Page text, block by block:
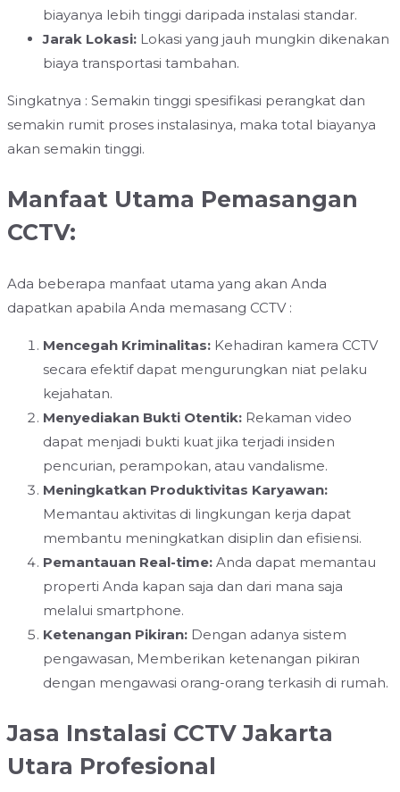
biayanya lebih tinggi daripada instalasi standar.
Jarak Lokasi: Lokasi yang jauh mungkin dikenakan
biaya transportasi tambahan.
Singkatnya : Semakin tinggi spesifikasi perangkat dan
semakin rumit proses instalasinya, maka total biayanya
akan semakin tinggi.
Manfaat Utama Pemasangan
CCTV:
Ada beberapa manfaat utama yang akan Anda
dapatkan apabila Anda memasang CCTV :
Mencegah Kriminalitas: Kehadiran kamera CCTV
secara efektif dapat mengurungkan niat pelaku
kejahatan.
Menyediakan Bukti Otentik: Rekaman video
dapat menjadi bukti kuat jika terjadi insiden
pencurian, perampokan, atau vandalisme.
Meningkatkan Produktivitas Karyawan:
Memantau aktivitas di lingkungan kerja dapat
membantu meningkatkan disiplin dan efisiensi.
Pemantauan Real-time: Anda dapat memantau
properti Anda kapan saja dan dari mana saja
melalui smartphone.
Ketenangan Pikiran: Dengan adanya sistem
pengawasan, Memberikan ketenangan pikiran
dengan mengawasi orang-orang terkasih di rumah.
Jasa Instalasi CCTV Jakarta
Utara Profesional